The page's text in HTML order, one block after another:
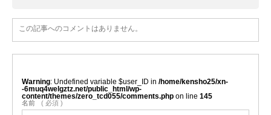
この記事へのコメントはありません。
Warning : Undefined variable $user_ID in /home/kensho25/xn-
-6muq4welgztz.net/public_html/wp-
content/themes/zero_tcd055/comments.php on line 145
名前 ( 必須 )